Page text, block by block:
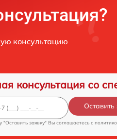
консультацию
консультация со
Оставить
"Оставить заявку" Вы соглашаетесь c